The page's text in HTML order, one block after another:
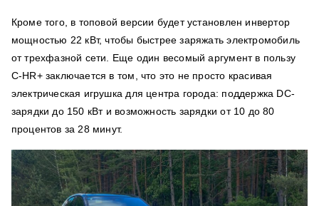
Кроме того, в топовой версии будет установлен инвертор
мощностью 22 кВт, чтобы быстрее заряжать электромобиль
от трехфазной сети. Еще один весомый аргумент в пользу
C-HR+ заключается в том, что это не просто красивая
электрическая игрушка для центра города: поддержка DC-
зарядки до 150 кВт и возможность зарядки от 10 до 80
процентов за 28 минут.